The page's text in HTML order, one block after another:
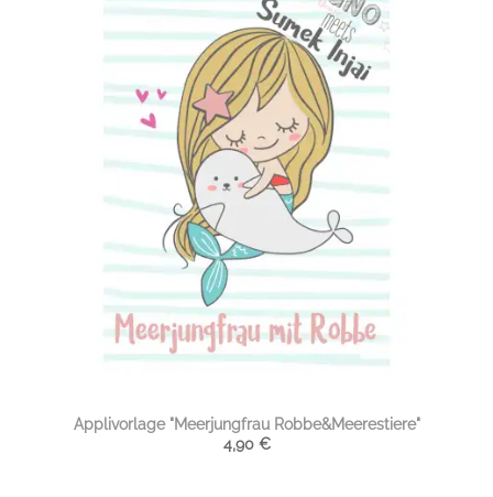
Applivorlage "Meerjungfrau Robbe&Meerestiere"
4,90 €